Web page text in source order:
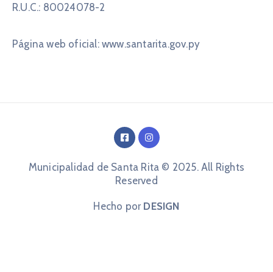
R.U.C.: 80024078-2
Página web oficial: www.santarita.gov.py
Municipalidad de Santa Rita © 2025. All Rights
Reserved
Hecho por DESIGN